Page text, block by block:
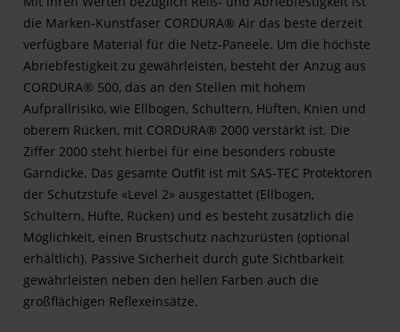
die Marken-Kunstfaser CORDURA® Air das beste derzeit
verfügbare Material für die Netz-Paneele. Um die höchste
Abriebfestigkeit zu gewährleisten, besteht der Anzug aus
CORDURA® 500, das an den Stellen mit hohem
Aufprallrisiko, wie Ellbogen, Schultern, Hüften, Knien und
oberem Rücken, mit CORDURA® 2000 verstärkt ist. Die
Ziffer 2000 steht hierbei für eine besonders robuste
Garndicke. Das gesamte Outfit ist mit SAS-TEC Protektoren
der Schutzstufe «Level 2» ausgestattet (Ellbogen,
Schultern, Hüfte, Rücken) und es besteht zusätzlich die
Möglichkeit, einen Brustschutz nachzurüsten (optional
erhältlich). Passive Sicherheit durch gute Sichtbarkeit
gewährleisten neben den hellen Farben auch die
großflächigen Reflexeinsätze.